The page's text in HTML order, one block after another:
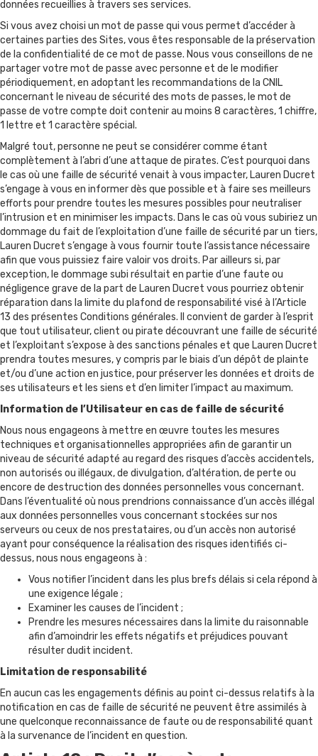
données recueillies à travers ses services.
Si vous avez choisi un mot de passe qui vous permet d’accéder à
certaines parties des Sites, vous êtes responsable de la préservation
de la confidentialité de ce mot de passe. Nous vous conseillons de ne
partager votre mot de passe avec personne et de le modifier
périodiquement, en adoptant les recommandations de la CNIL
concernant le niveau de sécurité des mots de passes, le mot de
passe de votre compte doit contenir au moins 8 caractères, 1 chiffre,
1 lettre et 1 caractère spécial.
Malgré tout, personne ne peut se considérer comme étant
complètement à l’abri d’une attaque de pirates. C’est pourquoi dans
le cas où une faille de sécurité venait à vous impacter, Lauren Ducret
s’engage à vous en informer dès que possible et à faire ses meilleurs
efforts pour prendre toutes les mesures possibles pour neutraliser
l’intrusion et en minimiser les impacts. Dans le cas où vous subiriez un
dommage du fait de l’exploitation d’une faille de sécurité par un tiers,
Lauren Ducret s’engage à vous fournir toute l’assistance nécessaire
afin que vous puissiez faire valoir vos droits. Par ailleurs si, par
exception, le dommage subi résultait en partie d’une faute ou
négligence grave de la part de Lauren Ducret vous pourriez obtenir
réparation dans la limite du plafond de responsabilité visé à l’Article
13 des présentes Conditions générales. Il convient de garder à l’esprit
que tout utilisateur, client ou pirate découvrant une faille de sécurité
et l’exploitant s’expose à des sanctions pénales et que Lauren Ducret
prendra toutes mesures, y compris par le biais d’un dépôt de plainte
et/ou d’une action en justice, pour préserver les données et droits de
ses utilisateurs et les siens et d’en limiter l’impact au maximum.
Information de l’Utilisateur en cas de faille de sécurité
Nous nous engageons à mettre en œuvre toutes les mesures
techniques et organisationnelles appropriées afin de garantir un
niveau de sécurité adapté au regard des risques d’accès accidentels,
non autorisés ou illégaux, de divulgation, d’altération, de perte ou
encore de destruction des données personnelles vous concernant.
Dans l’éventualité où nous prendrions connaissance d’un accès illégal
aux données personnelles vous concernant stockées sur nos
serveurs ou ceux de nos prestataires, ou d’un accès non autorisé
ayant pour conséquence la réalisation des risques identifiés ci-
dessus, nous nous engageons à :
Vous notifier l’incident dans les plus brefs délais si cela répond à
une exigence légale ;
Examiner les causes de l’incident ;
Prendre les mesures nécessaires dans la limite du raisonnable
afin d’amoindrir les effets négatifs et préjudices pouvant
résulter dudit incident.
Limitation de responsabilité
En aucun cas les engagements définis au point ci-dessus relatifs à la
notification en cas de faille de sécurité ne peuvent être assimilés à
une quelconque reconnaissance de faute ou de responsabilité quant
à la survenance de l’incident en question.